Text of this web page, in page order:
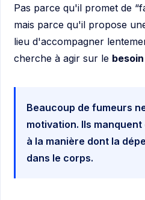
Pas parce qu'il promet de
mais parce qu'il propose
lieu d'accompagner
cherche à agir sur le
Beaucoup de fumeurs
motivation. Ils
à la manière dont la
dans le corps.